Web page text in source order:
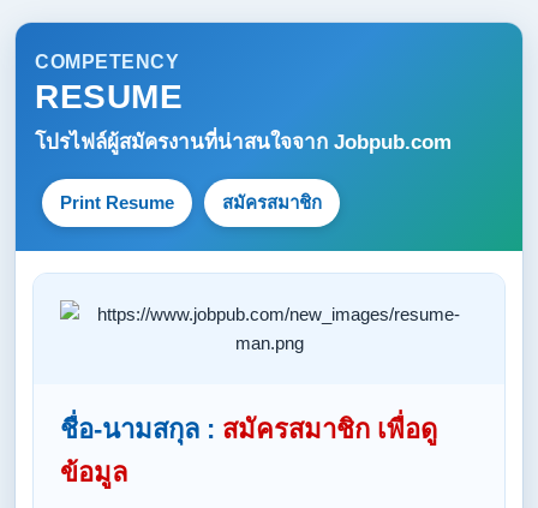
COMPETENCY
RESUME
โปรไฟล์ผู้สมัครงานที่น่าสนใจจาก Jobpub.com
Print Resume สมัครสมาชิก
ชื่อ-นามสกุล : สมัครสมาชิก เพื่อดู
ข้อมูล